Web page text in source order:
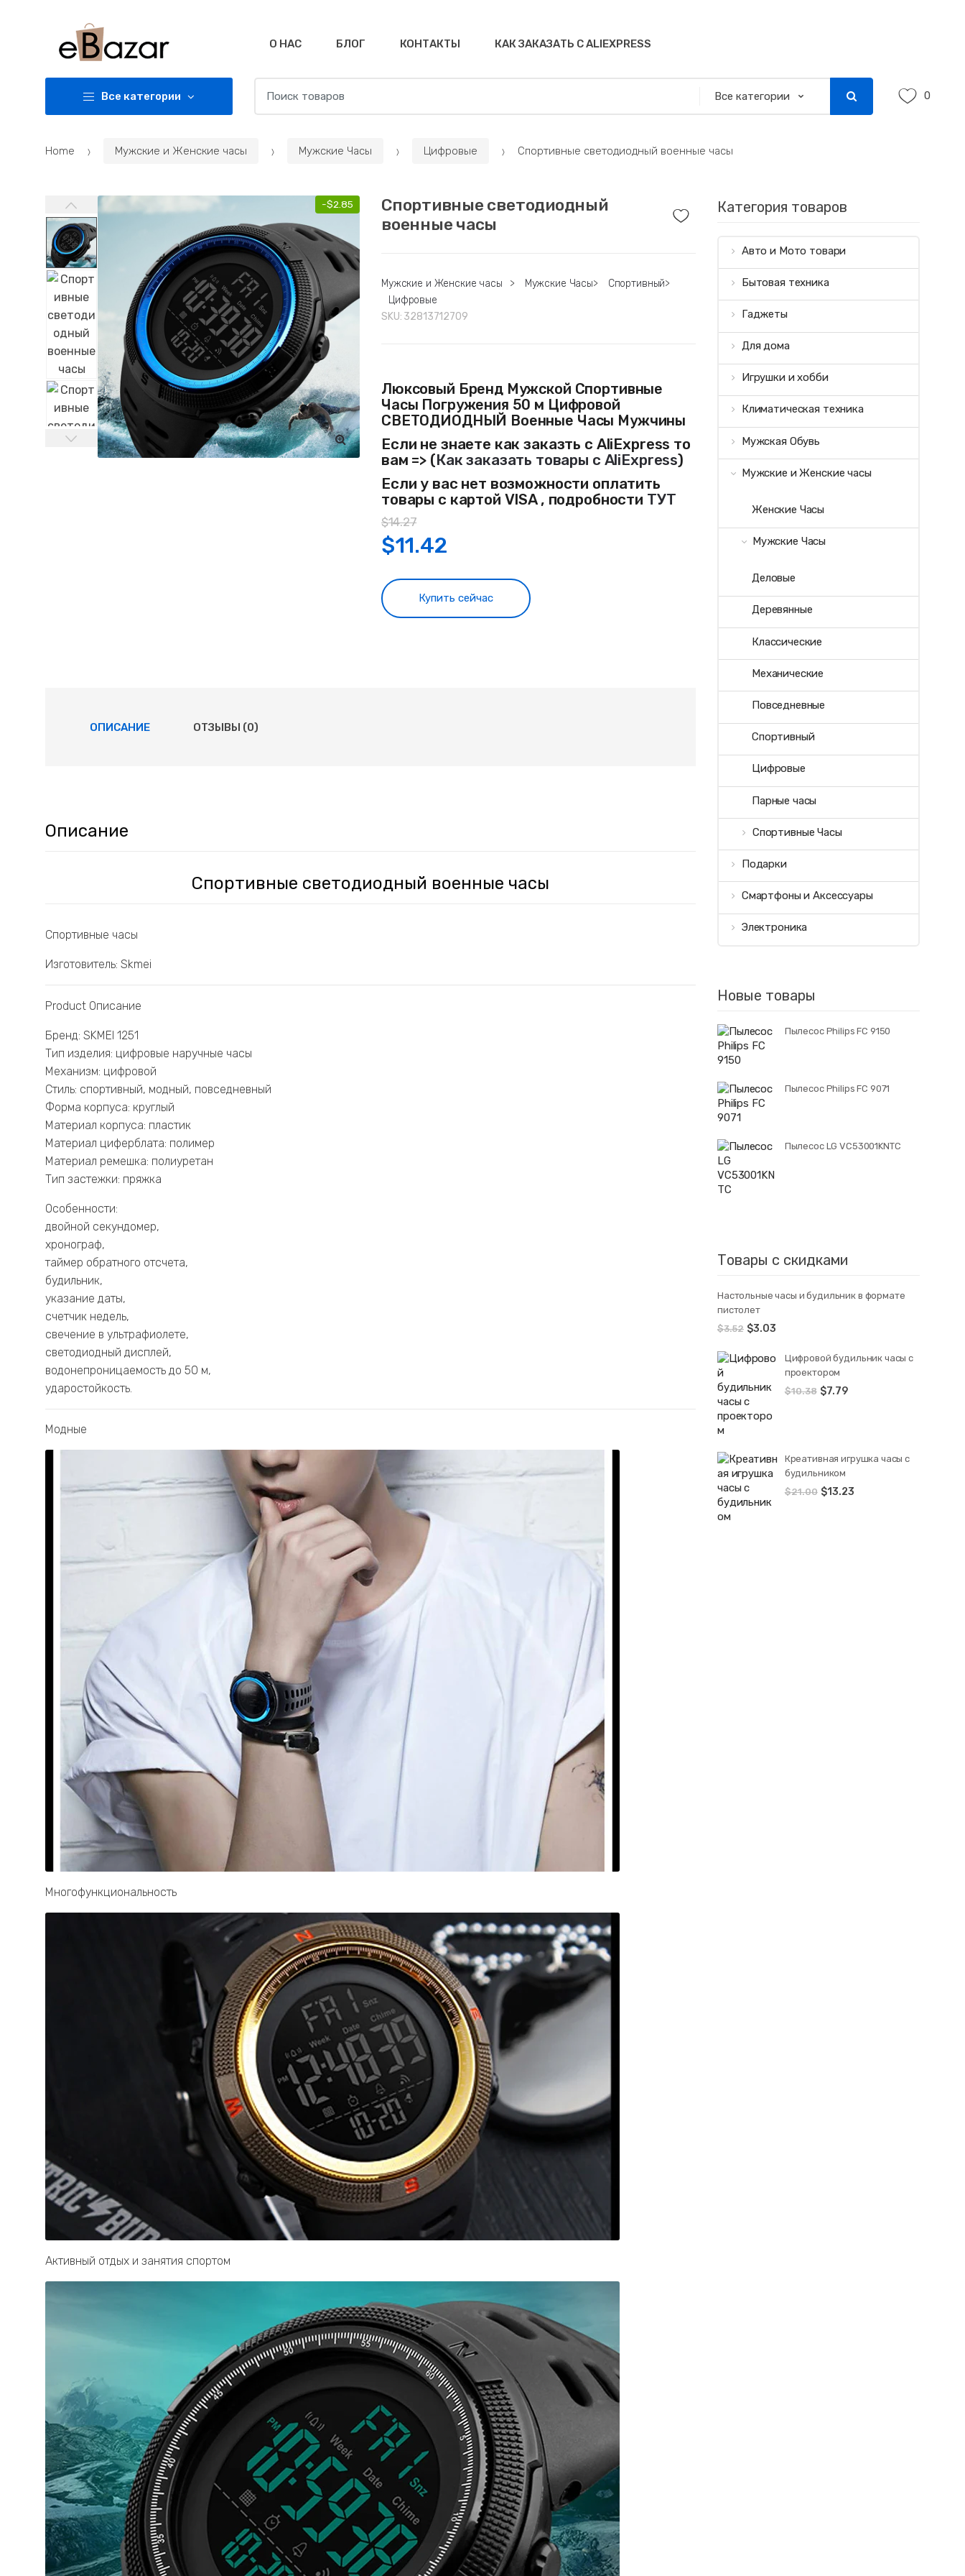
О НАС БЛОГ КОНТАКТЫ КАК ЗАКАЗАТЬ С ALIEXPRESS
Все категории
for:
0
Home Мужские и Женские часы Мужские Часы Цифровые Спортивные светодиодный военные часы
-$2.85
Спортивные светодиодный
военные часы
Мужские и Женские часы > Мужские Часы> Спортивный>
Цифровые
SKU: 32813712709
Люксовый Бренд Мужской Спортивные
Часы Погружения 50 м Цифровой
СВЕТОДИОДНЫЙ Военные Часы Мужчины
Если не знаете как заказть с AliExpress то
вам => (Как заказать товары с AliExpress)
Если у вас нет возможности оплатить
товары с картой VISA , подробности ТУТ
$14.27
$11.42
Купить сейчас
ОПИСАНИЕ ОТЗЫВЫ (0)
Описание
Спортивные светодиодный военные часы
Спортивные часы
Изготовитель: Skmei
Product Описание
Бренд: SKMEI 1251
Тип изделия: цифровые наручные часы
Механизм: цифровой
Стиль: спортивный, модный, повседневный
Форма корпуса: круглый
Материал корпуса: пластик
Материал циферблата: полимер
Материал ремешка: полиуретан
Тип застежки: пряжка
Особенности:
двойной секундомер,
хронограф,
таймер обратного отсчета,
будильник,
указание даты,
счетчик недель,
свечение в ультрафиолете,
светодиодный дисплей,
водонепроницаемость до 50 м,
ударостойкость.
Модные
Многофункциональность
Активный отдых и занятия спортом
Категория товаров
Авто и Мото товари
Бытовая техника
Гаджеты
Для дома
Игрушки и хобби
Климатическая техника
Мужская Обувь
Мужские и Женские часы
Женские Часы
Мужские Часы
Деловые
Деревянные
Классические
Механические
Повседневные
Спортивный
Цифровые
Парные часы
Спортивные Часы
Подарки
Смартфоны и Аксессуары
Электроника
Новые товары
Пылесос Philips FC 9150
Пылесос Philips FC 9071
Пылесос LG VC53001KNTC
Товары с скидками
Настольные часы и будильник в формате
пистолет
$3.52 $3.03
Цифровой будильник часы с
проектором
$10.38 $7.79
Креативная игрушка часы c
будильником
$21.00 $13.23